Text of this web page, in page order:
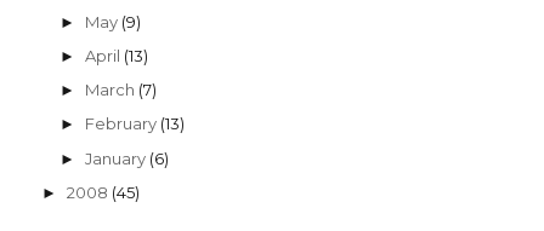
► May (9)
►April (13)
► March (7)
► February (13)
►January (6)
► 2008 (45)